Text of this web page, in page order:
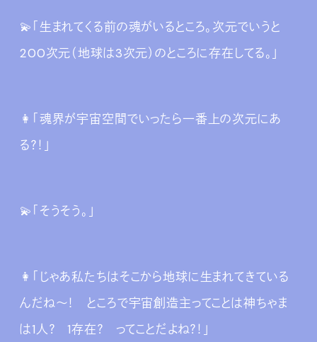
💫「生まれてくる前の魂がいるところ。次元でいうと
200次元（地球は3次元）のところに存在してる。」
👩‍「魂界が宇宙空間でいったら一番上の次元にあ
る？！」
💫「そうそう。」
👩‍「じゃあ私たちはそこから地球に生まれてきている
んだね～！ ところで宇宙創造主ってことは神ちゃま
は1人？ 1存在？ ってことだよね？！」